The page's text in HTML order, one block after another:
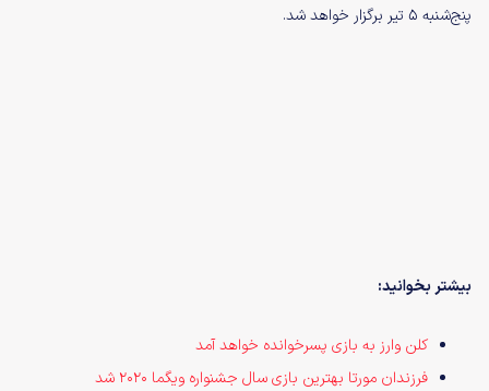
پنج‌شنبه ۵ تیر برگزار خواهد شد.
بیشتر بخوانید:
کلن وارز به بازی پسرخوانده خواهد آمد
فرزندان مورتا بهترین بازی سال جشنواره ویگما 2020 شد